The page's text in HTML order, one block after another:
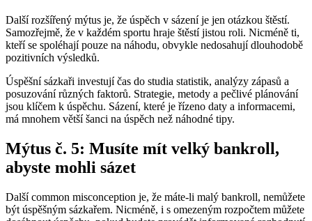
Další rozšířený mýtus je, že úspěch v sázení je jen otázkou štěstí.
Samozřejmě, že v každém sportu hraje štěstí jistou roli. Nicméně ti,
kteří se spoléhají pouze na náhodu, obvykle nedosahují dlouhodobě
pozitivních výsledků.
Úspěšní sázkaři investují čas do studia statistik, analýzy zápasů a
posuzování různých faktorů. Strategie, metody a pečlivé plánování
jsou klíčem k úspěchu. Sázení, které je řízeno daty a informacemi,
má mnohem větší šanci na úspěch než náhodné tipy.
Mýtus č. 5: Musíte mít velký bankroll,
abyste mohli sázet
Další common misconception je, že máte-li malý bankroll, nemůžete
být úspěšným sázkařem. Nicméně, i s omezeným rozpočtem můžete